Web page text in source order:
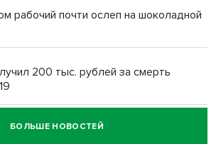
рабочий почти ослеп на шоколадной
200 тыс. рублей за смерть
наказал водителя за смерть
БОЛЬШЕ НОВОСТЕЙ